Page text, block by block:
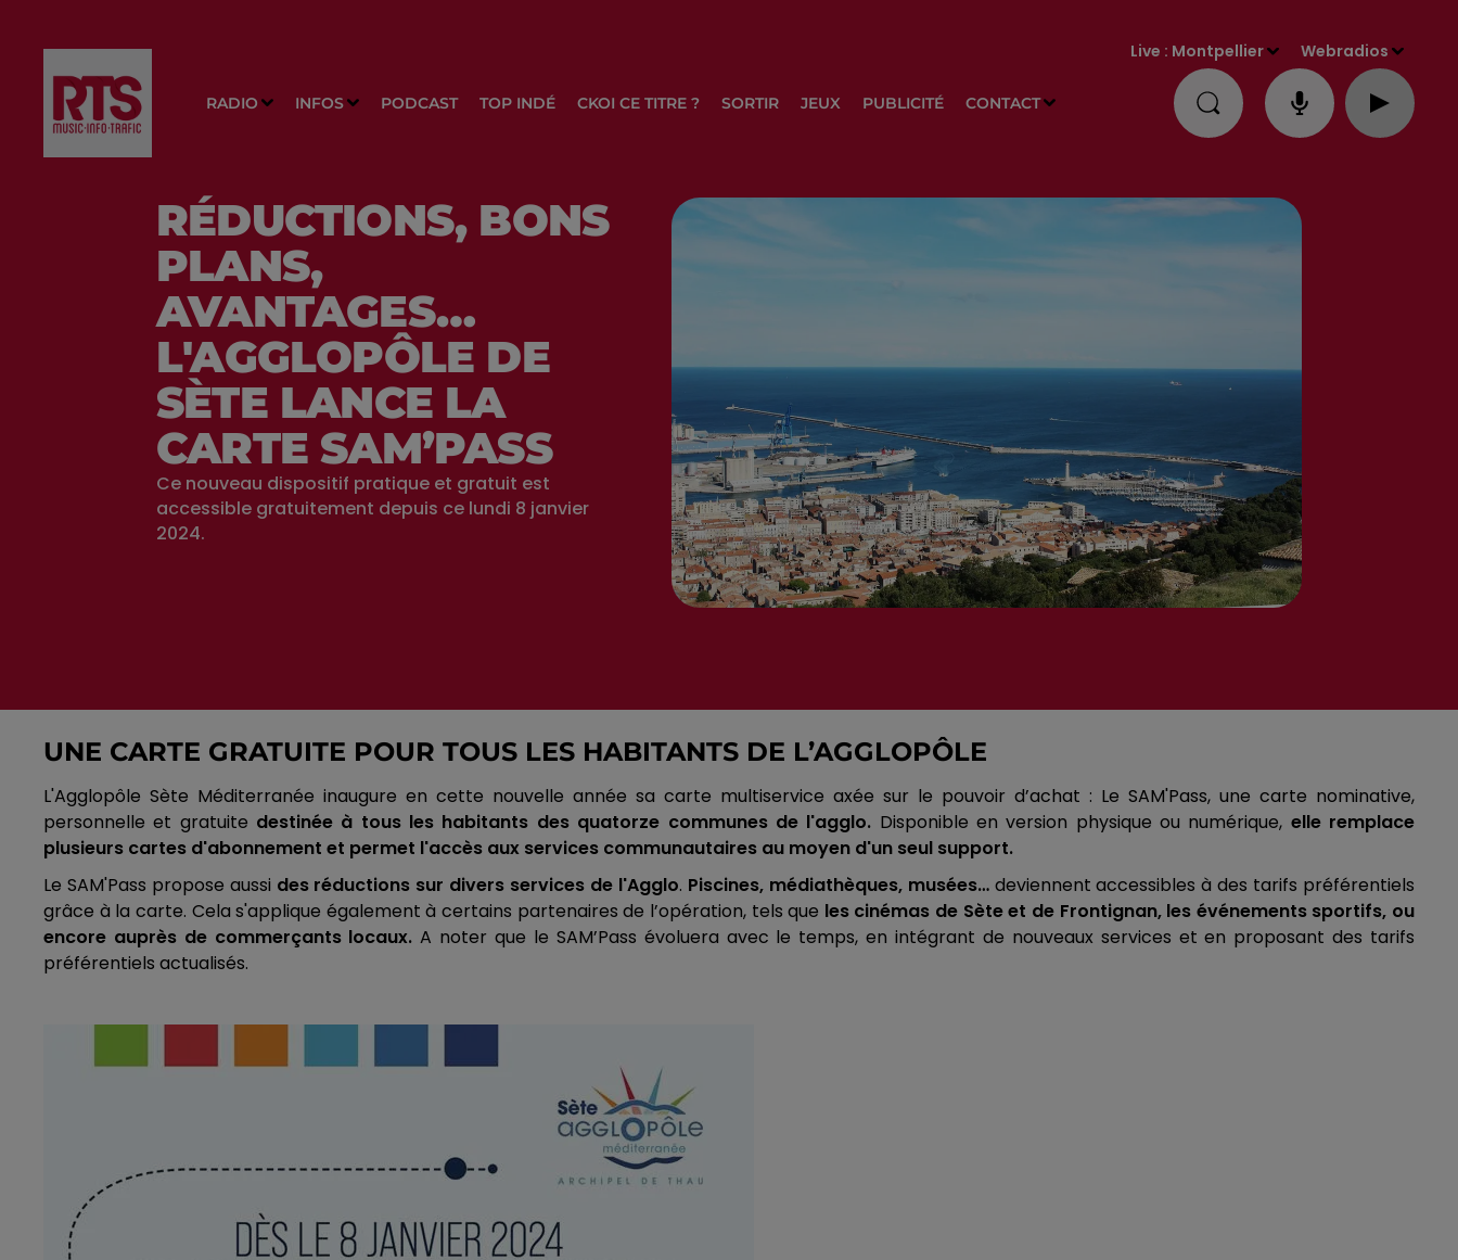
RADIO INFOS PODCAST TOP INDÉ CKOI CE TITRE ? SORTIR JEUX PUBLICITÉ CONTACT
Live : Montpellier Webradios
RÉDUCTIONS, BONS
PLANS,
AVANTAGES…
L'AGGLOPÔLE DE
SÈTE LANCE LA
CARTE SAM’PASS
Ce nouveau dispositif pratique et gratuit est
accessible gratuitement depuis ce lundi 8 janvier
2024.
UNE CARTE GRATUITE POUR TOUS LES HABITANTS DE L’AGGLOPÔLE
L'Agglopôle Sète Méditerranée inaugure en cette nouvelle année sa carte multiservice axée sur le pouvoir d’achat : Le SAM'Pass, une carte nominative,
personnelle et gratuite destinée à tous les habitants des quatorze communes de l'agglo. Disponible en version physique ou numérique, elle remplace
plusieurs cartes d'abonnement et permet l'accès aux services communautaires au moyen d'un seul support.
Le SAM'Pass propose aussi des réductions sur divers services de l'Agglo. Piscines, médiathèques, musées…deviennent accessibles à des tarifs préférentiels
grâce à la carte. Cela s'applique également à certains partenaires de l’opération, tels que les cinémas de Sète et de Frontignan, les événements sportifs, ou
encore auprès de commerçants locaux. A noter que le SAM’Pass évoluera avec le temps, en intégrant de nouveaux services et en proposant des tarifs
préférentiels actualisés.